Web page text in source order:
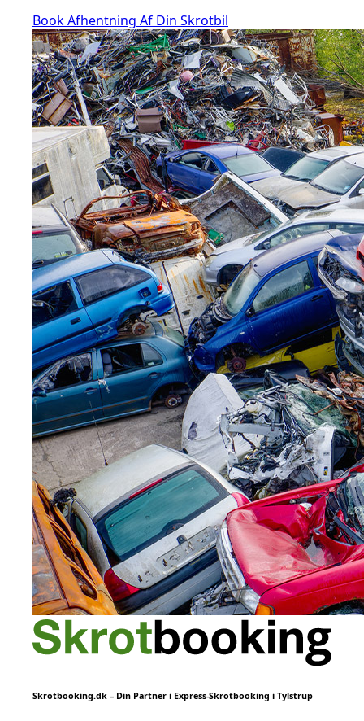
Book Afhentning Af Din Skrotbil
Skrotbooking.dk – Din Partner i Express-Skrotbooking i Tylstrup